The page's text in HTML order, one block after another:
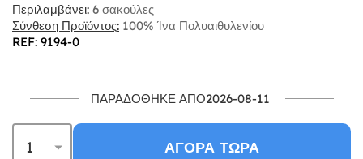
Περιλαμβάνει: 6 σακούλες
Σύνθεση Προϊόντος: 100% Ίνα Πολυαιθυλενίου
REF: 9194-0
ΠΑΡΑΔΌΘΗΚΕ ΑΠΌ2026-08-11
ΑΓΟΡΆ ΤΏΡΑ